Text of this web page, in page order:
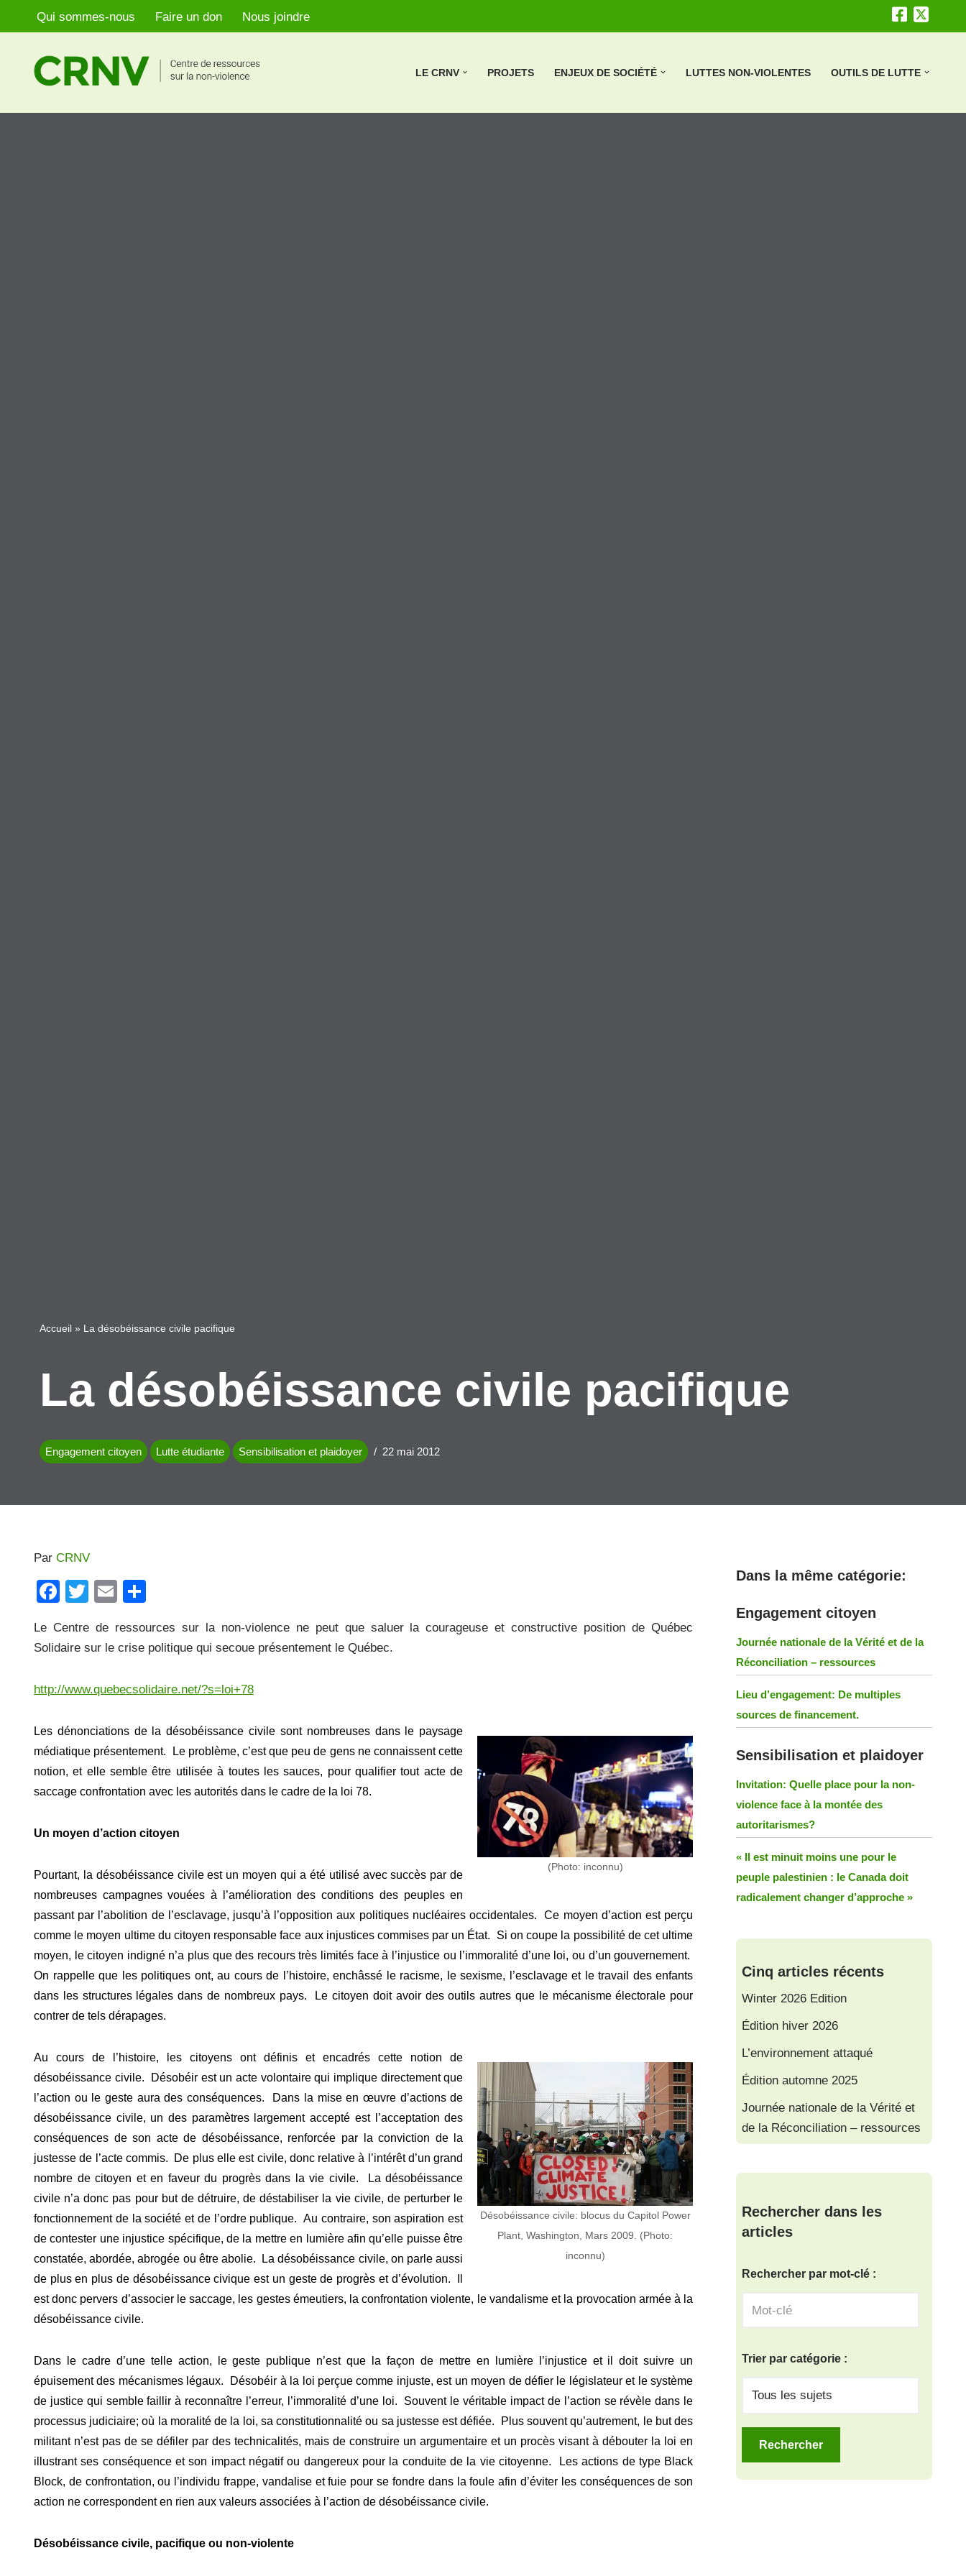
contenu
Qui sommes-nous Faire un don Nous joindre
LE CRNV PROJETS ENJEUX DE SOCIÉTÉ LUTTES NON-VIOLENTES OUTILS DE LUTTE
Accueil » La désobéissance civile pacifique
La désobéissance civile pacifique
Engagement citoyen Lutte étudiante Sensibilisation et plaidoyer 22 mai 2012
Par CRNV
F
c
e
b
o
k
T
tt
er
E
ail ta
g
er
Le Centre de ressources sur la non-violence ne peut que saluer la courageuse et constructive position de Québec
Solidaire sur le crise politique qui secoue présentement le Québec.
http://www.quebecsolidaire.net/?s=loi+78
(Photo: inconnu)
Les dénonciations de la désobéissance civile sont nombreuses dans le paysage
médiatique présentement. Le problème, c’est que peu de gens ne connaissent cette
notion, et elle semble être utilisée à toutes les sauces, pour qualifier tout acte de
saccage confrontation avec les autorités dans le cadre de la loi 78.
Un moyen d’action citoyen
Pourtant, la désobéissance civile est un moyen qui a été utilisé avec succès par de
nombreuses campagnes vouées à l’amélioration des conditions des peuples en
passant par l’abolition de l’esclavage, jusqu’à l’opposition aux politiques nucléaires occidentales. Ce moyen d’action est perçu
comme le moyen ultime du citoyen responsable face aux injustices commises par un État. Si on coupe la possibilité de cet ultime
moyen, le citoyen indigné n’a plus que des recours très limités face à l’injustice ou l’immoralité d’une loi, ou d’un gouvernement.
On rappelle que les politiques ont, au cours de l’histoire, enchâssé le racisme, le sexisme, l’esclavage et le travail des enfants
dans les structures légales dans de nombreux pays. Le citoyen doit avoir des outils autres que le mécanisme électorale pour
contrer de tels dérapages.
Désobéissance civile: blocus du Capitol Power
Plant, Washington, Mars 2009. (Photo:
inconnu)
Au cours de l’histoire, les citoyens ont définis et encadrés cette notion de
désobéissance civile. Désobéir est un acte volontaire qui implique directement que
l’action ou le geste aura des conséquences. Dans la mise en œuvre d’actions de
désobéissance civile, un des paramètres largement accepté est l’acceptation des
conséquences de son acte de désobéissance, renforcée par la conviction de la
justesse de l’acte commis. De plus elle est civile, donc relative à l’intérêt d’un grand
nombre de citoyen et en faveur du progrès dans la vie civile. La désobéissance
civile n’a donc pas pour but de détruire, de déstabiliser la vie civile, de perturber le
fonctionnement de la société et de l’ordre publique. Au contraire, son aspiration est
de contester une injustice spécifique, de la mettre en lumière afin qu’elle puisse être
constatée, abordée, abrogée ou être abolie. La désobéissance civile, on parle aussi
de plus en plus de désobéissance civique est un geste de progrès et d’évolution. Il
est donc pervers d’associer le saccage, les gestes émeutiers, la confrontation violente, le vandalisme et la provocation armée à la
désobéissance civile.
Dans le cadre d’une telle action, le geste publique n’est que la façon de mettre en lumière l’injustice et il doit suivre un
épuisement des mécanismes légaux. Désobéir à la loi perçue comme injuste, est un moyen de défier le législateur et le système
de justice qui semble faillir à reconnaître l’erreur, l’immoralité d’une loi. Souvent le véritable impact de l’action se révèle dans le
processus judiciaire; où la moralité de la loi, sa constitutionnalité ou sa justesse est défiée. Plus souvent qu’autrement, le but des
militant n’est pas de se défiler par des technicalités, mais de construire un argumentaire et un procès visant à débouter la loi en
illustrant ses conséquence et son impact négatif ou dangereux pour la conduite de la vie citoyenne. Les actions de type Black
Block, de confrontation, ou l’individu frappe, vandalise et fuie pour se fondre dans la foule afin d’éviter les conséquences de son
action ne correspondent en rien aux valeurs associées à l’action de désobéissance civile.
Désobéissance civile, pacifique ou non-violente
Dans la même catégorie:
Engagement citoyen
Journée nationale de la Vérité et de la
Réconciliation – ressources
Lieu d’engagement: De multiples
sources de financement.
Sensibilisation et plaidoyer
Invitation: Quelle place pour la non-
violence face à la montée des
autoritarismes?
« Il est minuit moins une pour le
peuple palestinien : le Canada doit
radicalement changer d’approche »
Cinq articles récents
Winter 2026 Edition
Édition hiver 2026
L’environnement attaqué
Édition automne 2025
Journée nationale de la Vérité et
de la Réconciliation – ressources
Rechercher dans les
articles
Rechercher par mot-clé :
Trier par catégorie :